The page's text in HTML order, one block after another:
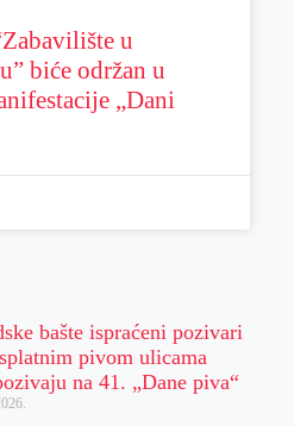
u
biće održan u
„Dani
bašte ispraćeni pozivari
pivom ulicama
na 41. „Dane piva“